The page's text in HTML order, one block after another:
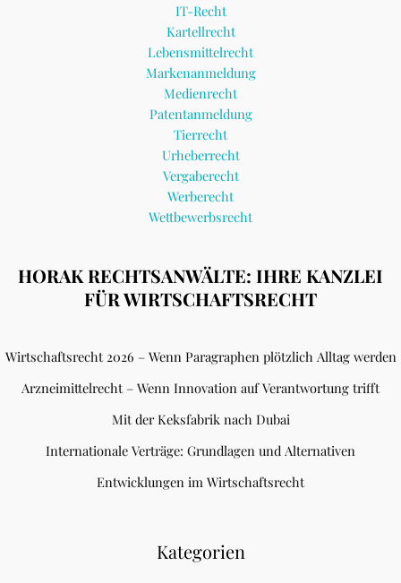
IT-Recht
Kartellrecht
Lebensmittelrecht
Markenanmeldung
Medienrecht
Patentanmeldung
Tierrecht
Urheberrecht
Vergaberecht
Werberecht
Wettbewerbsrecht
HORAK RECHTSANWÄLTE: IHRE KANZLEI
FÜR WIRTSCHAFTSRECHT
Wirtschaftsrecht 2026 – Wenn Paragraphen plötzlich Alltag werden
Arzneimittelrecht – Wenn Innovation auf Verantwortung trifft
Mit der Keksfabrik nach Dubai
Internationale Verträge: Grundlagen und Alternativen
Entwicklungen im Wirtschaftsrecht
Kategorien